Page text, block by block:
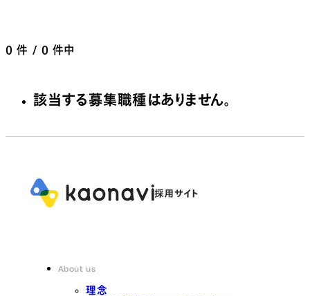
0 件 / 0 件中
該当する募集職種はありません。
About us
理念